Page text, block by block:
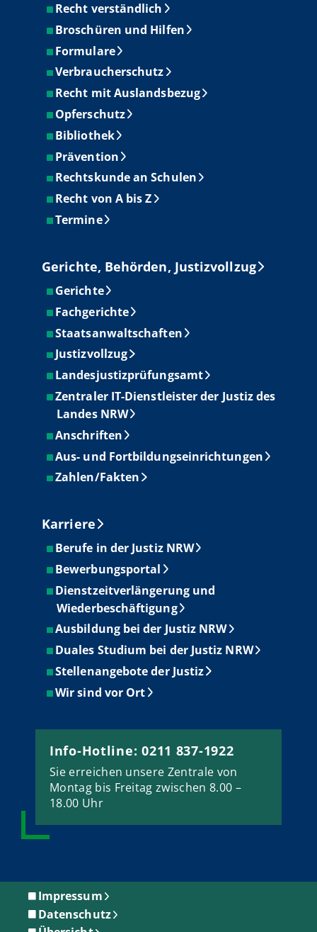
Recht verständlich
Broschüren und Hilfen
Formulare
Verbraucherschutz
Recht mit Auslandsbezug
Opferschutz
Bibliothek
Prävention
Rechtskunde an Schulen
Recht von A bis Z
Termine
Gerichte, Behörden, Justizvollzug
Gerichte
Fachgerichte
Staatsanwaltschaften
Justizvollzug
Landesjustizprüfungsamt
Zentraler IT-Dienstleister der Justiz des
Landes NRW
Anschriften
Aus- und Fortbildungseinrichtungen
Zahlen/Fakten
Karriere
Berufe in der Justiz NRW
Bewerbungsportal
Dienstzeitverlängerung und
Wiederbeschäftigung
Ausbildung bei der Justiz NRW
Duales Studium bei der Justiz NRW
Stellenangebote der Justiz
Wir sind vor Ort
Info-Hotline: 0211 837-1922
Sie erreichen unsere Zentrale von
Montag bis Freitag zwischen 8.00 –
18.00 Uhr
Impressum
Datenschutz